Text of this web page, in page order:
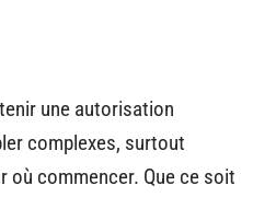
une autorisation
complexes, surtout
où commencer. Que ce soit